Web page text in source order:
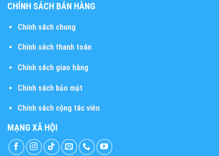
CHÍNH SÁCH BÁN HÀNG
Chính sách chung
Chính sách thanh toán
Chính sách giao hàng
Chính sách bảo mật
Chính sách cộng tác viên
MẠNG XÃ HỘI